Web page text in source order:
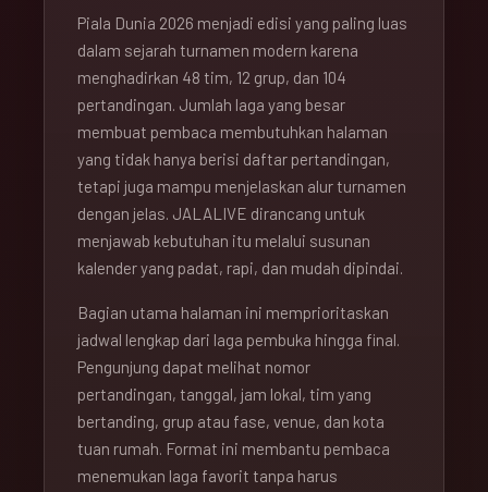
Piala Dunia 2026 menjadi edisi yang paling luas
dalam sejarah turnamen modern karena
menghadirkan 48 tim, 12 grup, dan 104
pertandingan. Jumlah laga yang besar
membuat pembaca membutuhkan halaman
yang tidak hanya berisi daftar pertandingan,
tetapi juga mampu menjelaskan alur turnamen
dengan jelas. JALALIVE dirancang untuk
menjawab kebutuhan itu melalui susunan
kalender yang padat, rapi, dan mudah dipindai.
Bagian utama halaman ini memprioritaskan
jadwal lengkap dari laga pembuka hingga final.
Pengunjung dapat melihat nomor
pertandingan, tanggal, jam lokal, tim yang
bertanding, grup atau fase, venue, dan kota
tuan rumah. Format ini membantu pembaca
menemukan laga favorit tanpa harus